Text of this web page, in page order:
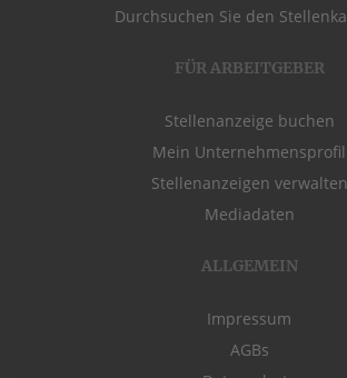
Durchsuchen Sie den
FÜR ARBEITGEBER
Stellenanzeige buchen
Mein Unternehmensprofil
Stellenanzeigen verwalten
Mediadaten
ALLGEMEIN
Impressum
AGBs